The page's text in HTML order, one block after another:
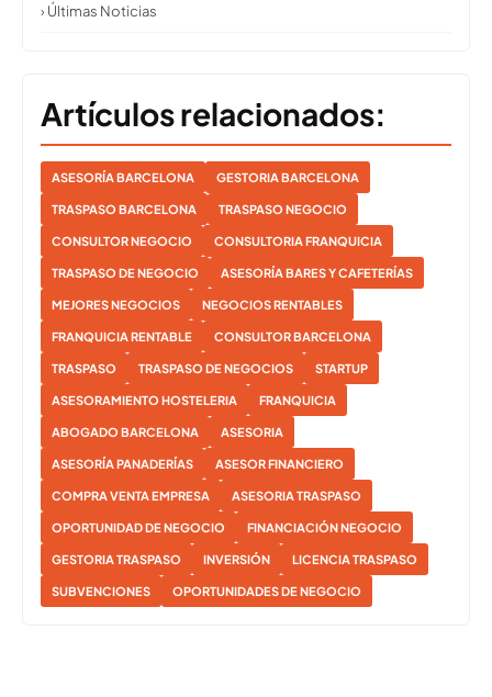
› Últimas Noticias
Artículos relacionados:
ASESORÍA BARCELONA GESTORIA BARCELONA
TRASPASO BARCELONA TRASPASO NEGOCIO
CONSULTOR NEGOCIO CONSULTORIA FRANQUICIA
TRASPASO DE NEGOCIO ASESORÍA BARES Y CAFETERÍAS
MEJORES NEGOCIOS NEGOCIOS RENTABLES
FRANQUICIA RENTABLE CONSULTOR BARCELONA
TRASPASO TRASPASO DE NEGOCIOS STARTUP
ASESORAMIENTO HOSTELERIA FRANQUICIA
ABOGADO BARCELONA ASESORIA
ASESORÍA PANADERÍAS ASESOR FINANCIERO
COMPRA VENTA EMPRESA ASESORIA TRASPASO
OPORTUNIDAD DE NEGOCIO FINANCIACIÓN NEGOCIO
GESTORIA TRASPASO INVERSIÓN LICENCIA TRASPASO
SUBVENCIONES OPORTUNIDADES DE NEGOCIO